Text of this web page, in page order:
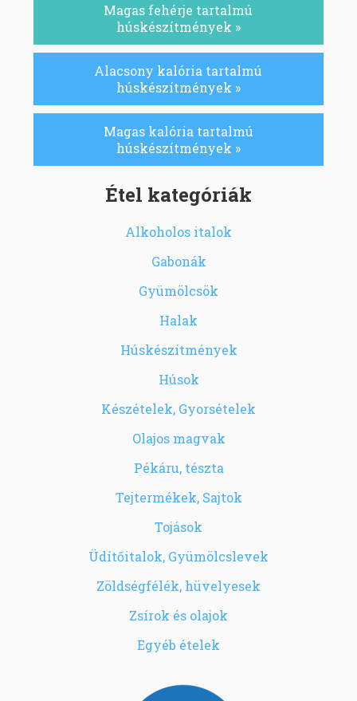
Magas fehérje tartalmú
húskészítmények »
Alacsony kalória tartalmú
húskészítmények »
Magas kalória tartalmú
húskészítmények »
Étel kategóriák
Alkoholos italok
Gabonák
Gyümölcsök
Halak
Húskészítmények
Húsok
Készételek, Gyorsételek
Olajos magvak
Pékáru, tészta
Tejtermékek, Sajtok
Tojások
Üdítőitalok, Gyümölcslevek
Zöldségfélék, hüvelyesek
Zsírok és olajok
Egyéb ételek